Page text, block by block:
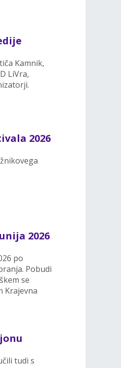
Kamnik,
LiVra,
2026
2026
po
Pobudi
se
Krajevna
tudi s